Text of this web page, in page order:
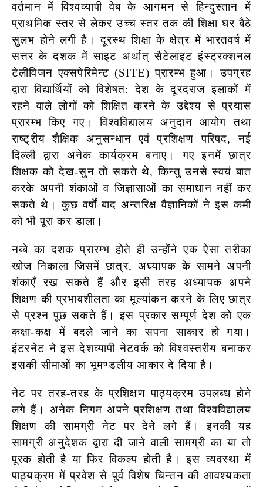
वर्तमान में विश्वव्यापी वेब के आगमन से हिन्दुस्तान में
प्राथमिक स्तर से लेकर उच्च स्तर तक की शिक्षा घर बैठे
सुलभ होने लगी है। दूरस्थ शिक्षा के क्षेत्र में भारतवर्ष में
सत्तर के दशक में साइट अर्थात् सैटेलाइट इंस्ट्रक्शनल
टेलीविजन एक्सपेरिमेन्ट (SITE) प्रारम्भ हुआ। उपग्रह
द्वारा विद्यार्थियों को विशेषत: देश के दूरदराज इलाकों में
रहने वाले लोगों को शिक्षित करने के उद्देश्य से प्रयास
प्रारम्भ किए गए। विश्वविद्यालय अनुदान आयोग तथा
राष्ट्रीय शैक्षिक अनुसन्धान एवं प्रशिक्षण परिषद, नई
दिल्ली द्वारा अनेक कार्यक्रम बनाए। गए इनमें छात्र
शिक्षक को देख-सुन तो सकते थे, किन्तु उनसे स्वयं बात
करके अपनी शंकाओं व जिज्ञासाओं का समाधान नहीं कर
सकते थे। कुछ वर्षों बाद अन्तरिक्ष वैज्ञानिकों ने इस कमी
को भी पूरा कर डाला।
नब्बे का दशक प्रारम्भ होते ही उन्होंने एक ऐसा तरीका
खोज निकाला जिसमें छात्र, अध्यापक के सामने अपनी
शंकाएँ रख सकते हैं और इसी तरह अध्यापक अपने
शिक्षण की प्रभावशीलता का मूल्यांकन करने के लिए छात्र
से प्रश्न पूछ सकते हैं। इस प्रकार सम्पूर्ण देश को एक
कक्षा-कक्ष में बदले जाने का सपना साकार हो गया।
इंटरनेट ने इस देशव्यापी नेटवर्क को विश्वस्तरीय बनाकर
इसकी सीमाओं का भूमण्डलीय आकार दे दिया है।
नेट पर तरह-तरह के प्रशिक्षण पाठ्यक्रम उपलब्ध होने
लगे हैं। अनेक निगम अपने प्रशिक्षण तथा विश्वविद्यालय
शिक्षण की सामग्री नेट पर देने लगे हैं। इनकी यह
सामग्री अनुदेशक द्वारा दी जाने वाली सामग्री का या तो
पूरक होती है या फिर विकल्प होती है। इस व्यवस्था में
पाठ्यक्रम में प्रवेश से पूर्व विशेष चिन्तन की आवश्यकता